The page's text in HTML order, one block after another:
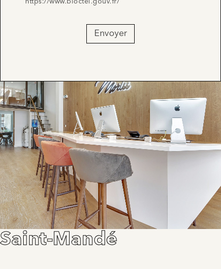
https://www.bloctel.gouv.fr/
Envoyer
Saint-Mandé